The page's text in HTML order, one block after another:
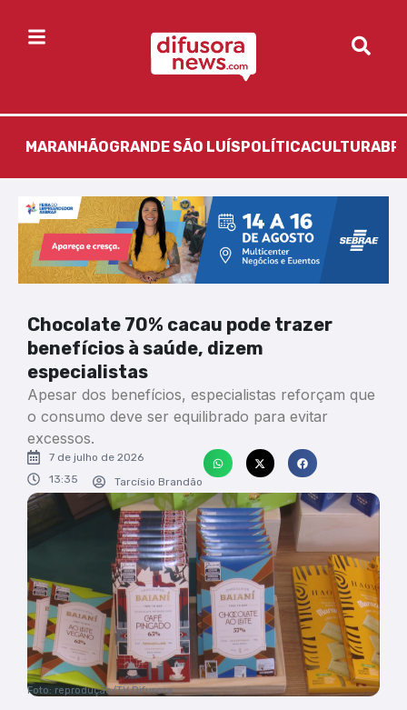
MARANHÃOGRANDE SÃO LUÍS POLÍTICACULTURA
Chocolate 70% cacau pode trazer
benefícios à saúde, dizem
especialistas
Apesar dos benefícios, especialistas reforçam que
o consumo deve ser equilibrado para evitar
excessos.
7 de julho de 2026
13:35
Tarcísio Brandão
Foto: reprodução/TV Difusora